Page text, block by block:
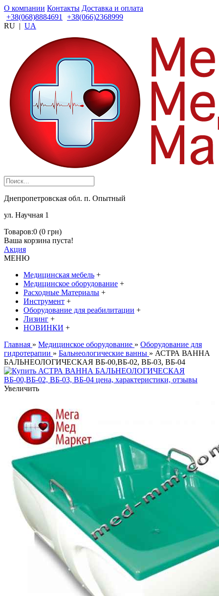
О компании Контакты Доставка и оплата
+38(068)8884691
+38(066)2368999
RU | UA
Днепропетровская обл. п. Опытный
ул. Научная 1
Товаров:0 (0 грн)
Ваша корзина пуста!
Акция
МЕНЮ
Медицинская мебель +
Медицинское оборудование +
Расходные Материалы +
Инструмент +
Оборудование для реабилитации +
Лизинг +
НОВИНКИ +
Главная » Медицинское оборудование » Оборудование для
гидротерапии » Бальнеологические ванны » АСТРА ВАННА
БАЛЬНЕОЛОГИЧЕСКАЯ ВБ-00,ВБ-02, ВБ-03, ВБ-04
Увеличить